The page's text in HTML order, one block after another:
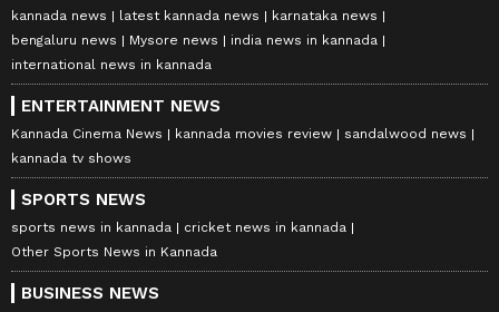
kannada news latest kannada news
karnataka news
bengaluru news
Mysore news
india news in kannada
international news in kannada
ENTERTAINMENT NEWS
Kannada Cinema News kannada movies review
sandalwood news
kannada tv shows
SPORTS NEWS
sports news in kannada
cricket news in kannada
Other Sports News in Kannada
BUSINESS NEWS